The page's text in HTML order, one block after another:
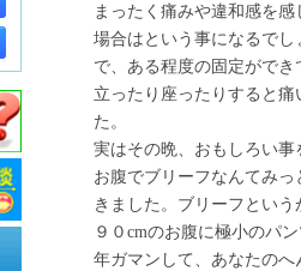
まったく痛みや違和感を
場合はという事になるで
で、ある程度の固定がで
立ったり座ったりすると
た。
実はその晩、おもしろい
お腹でブリーフなんてみ
きました。ブリーフとい
９０cmのお腹に極小のパ
年ガマンして、あなたの